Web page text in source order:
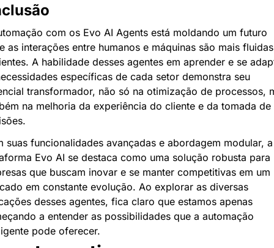
com os Evo AI Agents está moldando um futuro
as interações entre humanos e máquinas são mais
A habilidade desses agentes em aprender e se
específicas de cada setor demonstra seu
transformador, não só na otimização de processos,
na melhoria da experiência do cliente e da tomada de
suas funcionalidades avançadas e abordagem modular, a
Evo AI se destaca como uma solução robusta para
que buscam inovar e se manter competitivas em um
em constante evolução. Ao explorar as diversas
desses agentes, fica claro que estamos apenas
a entender as possibilidades que a automação
pode oferecer.